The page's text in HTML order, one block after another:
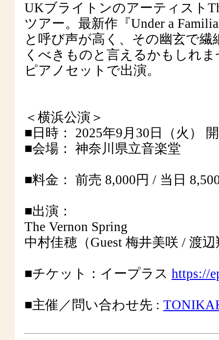
UKブライトンのアーティスト
ツアー。最新作『Under a
と呼び声が高く、その幽玄で
くべきものと言えるかもしれ
ピアノセットで出演。
＜横浜公演＞
■日時： 2025年9月30日（火）
■会場： 神奈川県立音楽堂
■料金： 前売 8,000円 / 当日
■出演：
The Vernon Spring
中村佳穂（Guest 梅井美咲 / 渡
■チケット：イープラス https://
■主催／問い合わせ先 :